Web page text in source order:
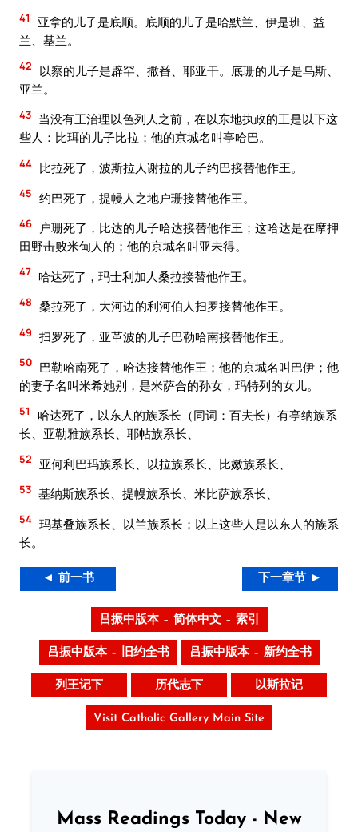
41
亚拿的儿子是底顺。底顺的儿子是哈默兰、伊是班、益
兰、基兰。
42
以察的儿子是辟罕、撒番、耶亚干。底珊的儿子是乌斯、
亚兰。
43 当没有王治理以色列人之前，在以东地执政的王是以下这
些人：比珥的儿子比拉；他的京城名叫亭哈巴。
44 比拉死了，波斯拉人谢拉的儿子约巴接替他作王。
45 约巴死了，提幔人之地户珊接替他作王。
46
户珊死了，比达的儿子哈达接替他作王；这哈达是在摩押
田野击败米甸人的；他的京城名叫亚未得。
47 哈达死了，玛士利加人桑拉接替他作王。
48 桑拉死了，大河边的利河伯人扫罗接替他作王。
49 扫罗死了，亚革波的儿子巴勒哈南接替他作王。
50 巴勒哈南死了，哈达接替他作王；他的京城名叫巴伊；他
的妻子名叫米希她别，是米萨合的孙女，玛特列的女儿。
51
哈达死了，以东人的族系长（同词：百夫长）有亭纳族系
长、亚勒雅族系长、耶帖族系长、
52 亚何利巴玛族系长、以拉族系长、比嫩族系长、
53 基纳斯族系长、提幔族系长、米比萨族系长、
54 玛基叠族系长、以兰族系长；以上这些人是以东人的族系
长。
◄ 前一书 下一章节 ►
吕振中版本 – 简体中文 – 索引
吕振中版本 – 旧约全书 吕振中版本 – 新约全书
列王记下 历代志下 以斯拉记
Visit Catholic Gallery Main Site
Mass Readings Today - New